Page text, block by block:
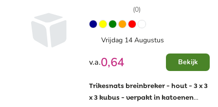
(0)
Vrijdag 14 Augustus
v.a.0,64 Bekijk
Trikesnats breinbreker - hout - 3 x 3
x 3 kubus - verpakt in katoenen